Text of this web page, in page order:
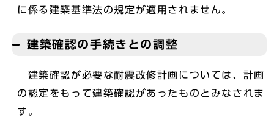
に係る建築基準法の規定が適用されません。
建築確認の手続きとの調整
建築確認が必要な耐震改修計画については、計画
の認定をもって建築確認があったものとみなされま
す。